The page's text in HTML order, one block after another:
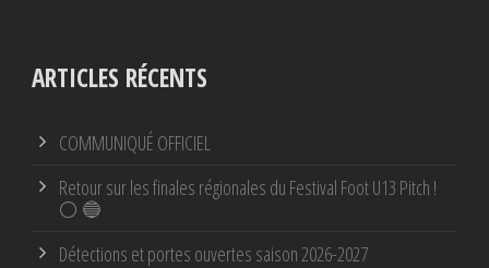
ARTICLES RÉCENTS
COMMUNIQUÉ OFFICIEL
Retour sur les finales régionales du Festival Foot U13 Pitch !
⚪ 🔵
Détections et portes ouvertes saison 2026-2027